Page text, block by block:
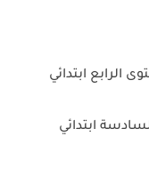
الرابع ابتدائي
ابتدائي